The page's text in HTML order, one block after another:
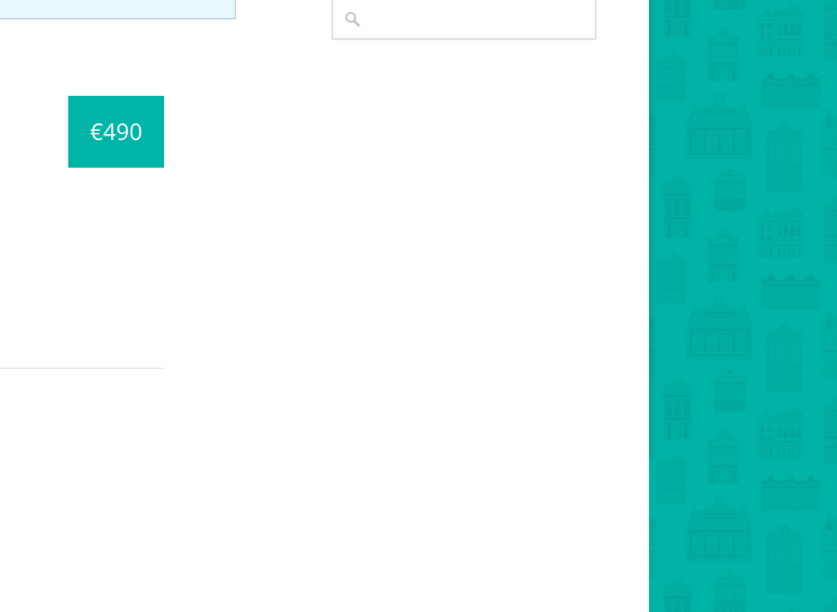
€490